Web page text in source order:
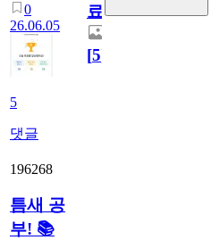
0
26.06.05
5
댓글
료
[5]
196268
틈새 공
부! 📚